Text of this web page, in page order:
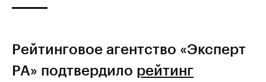
Рейтинговое агентство «Эксперт
РА» подтвердило рейтинг